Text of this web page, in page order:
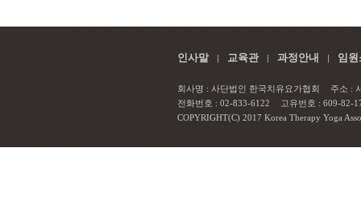
인사말 교육관 과정안내 임
회사명 : 사단법인 한국치유요가협회
주소 :
전화번호 : 02-833-6122
고유번호 : 609-82-
COPYRIGHT(C) 2017 Korea Therapy Yoga